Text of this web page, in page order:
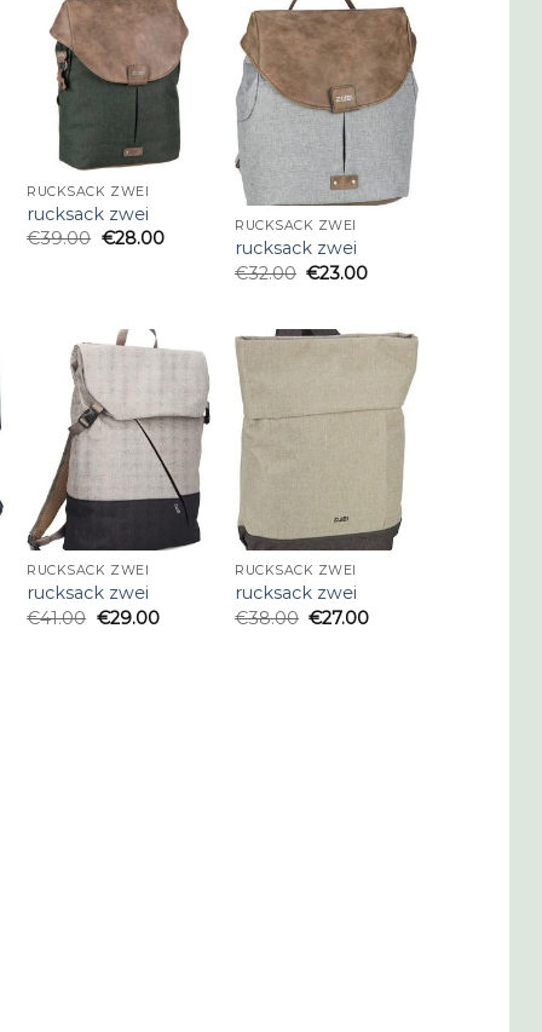
RUCKSACK ZWEI
rucksack zwei
€39.00 €28.00
RUCKSACK ZWEI
rucksack zwei
€32.00 €23.00
RUCKSACK ZWEI
rucksack zwei
€41.00 €29.00
RUCKSACK ZWEI
rucksack zwei
€38.00 €27.00